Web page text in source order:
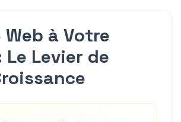
Web à Votre
Le Levier de